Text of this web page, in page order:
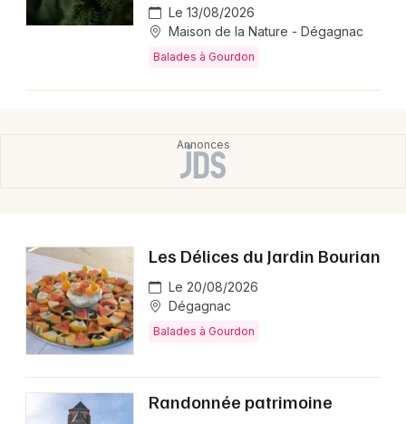
Soirées
Balades en Occitanie
Newsletter des sorties
Strasbourg
Le 13/08/2026
Maison de la Nature - Dégagnac
Balades à Gourdon
Les Délices du Jardin Bourian
Le 20/08/2026
Dégagnac
Balades à Gourdon
Randonnée patrimoine